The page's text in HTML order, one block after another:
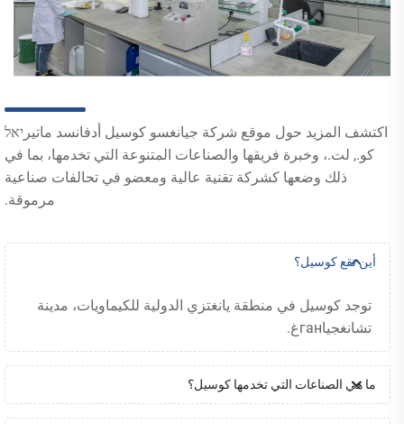
اكتشف المزيد حول موقع شركة جيانغسو كوسيل أدفانسد ماتيرיאל
كو., لت.، وخبرة فريقها والصناعات المتنوعة التي تخدمها، بما في
ذلك وضعها كشركة تقنية عالية ومعضو في تحالفات صناعية
مرموقة.
أين تقع كوسيل؟
توجد كوسيل في منطقة يانغتزي الدولية للكيماويات، مدينة
تشانغجياганغ.
ما هي الصناعات التي تخدمها كوسيل؟